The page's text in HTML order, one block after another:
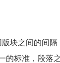
块之间的间隔
的标准，段落